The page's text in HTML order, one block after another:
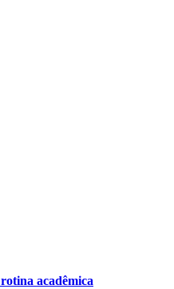
acadêmica